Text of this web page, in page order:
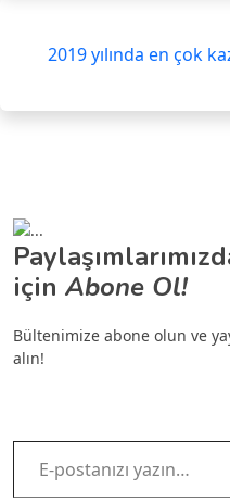
2019 yılında en çok
için Abone Ol!
Bültenimize abone olun ve
alın!
E-postanızı yazın…